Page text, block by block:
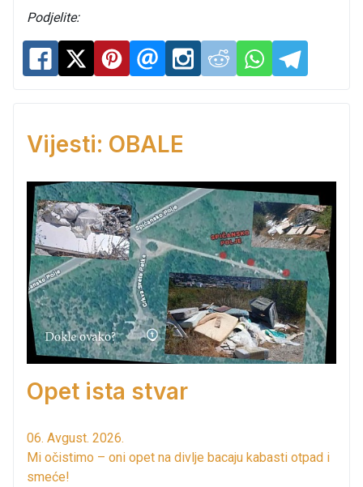
Podjelite:
Vijesti: OBALE
Opet ista stvar
06. Avgust. 2026.
Mi očistimo – oni opet na divlje bacaju kabasti otpad i
smeće!